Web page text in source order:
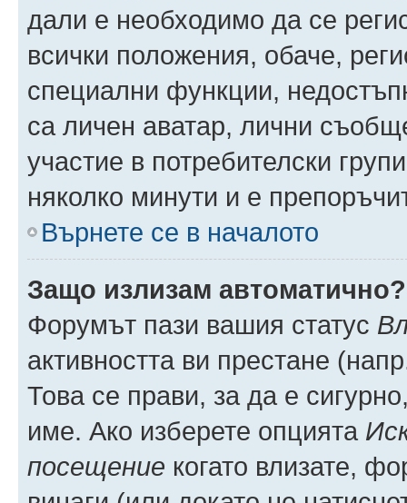
дали е необходимо да се
всички положения, обаче,
специални функции,
са личен аватар, лични
участие в потребителски
няколко минути и е
Върнете се в началото
Защо излизам автоматично?
Форумът пази вашия статус
активността ви престане
Това се прави, за да е
име. Ако изберете опцията
посещение когато влизате,